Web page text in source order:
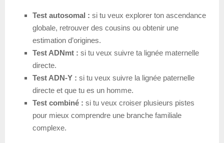
Test autosomal : si tu veux explorer ton ascendance
globale, retrouver des cousins ou obtenir une
estimation d’origines.
Test ADNmt : si tu veux suivre ta lignée maternelle
directe.
Test ADN-Y : si tu veux suivre la lignée paternelle
directe et que tu es un homme.
Test combiné : si tu veux croiser plusieurs pistes
pour mieux comprendre une branche familiale
complexe.